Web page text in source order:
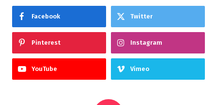
Facebook Twitter
Pinterest Instagram
YouTube Vimeo